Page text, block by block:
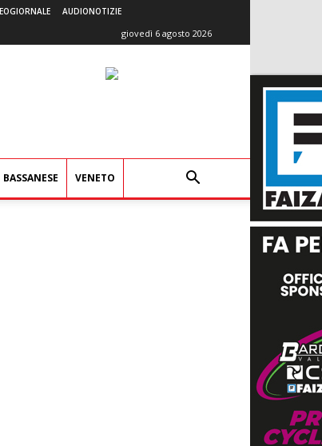
AUDIONOTIZIE
giovedì 6 agosto 2026
BASSANESE VENETO